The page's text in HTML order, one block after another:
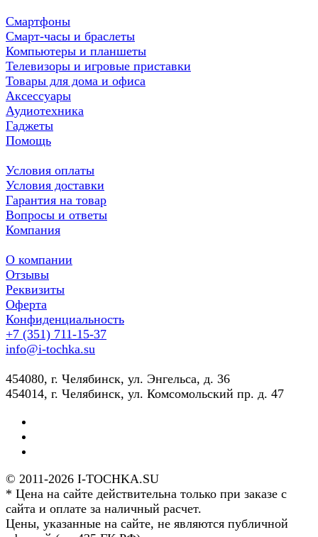
Смартфоны
Смарт-часы и браслеты
Компьютеры и планшеты
Телевизоры и игровые приставки
Товары для дома и офиса
Аксессуары
Аудиотехника
Гаджеты
Помощь
Условия оплаты
Условия доставки
Гарантия на товар
Вопросы и ответы
Компания
О компании
Отзывы
Реквизиты
Оферта
Конфиденциальность
+7 (351) 711-15-37
info@i-tochka.su
​454080, г. Челябинск, ул. Энгельса, д. 36
454014, г. Челябинск, ул. Комсомольский пр. д. 47
© 2011-2026 I-TOCHKA.SU
* Цена на сайте действительна только при заказе с
сайта и оплате за наличный расчет.
Цены, указанные на сайте, не являются публичной